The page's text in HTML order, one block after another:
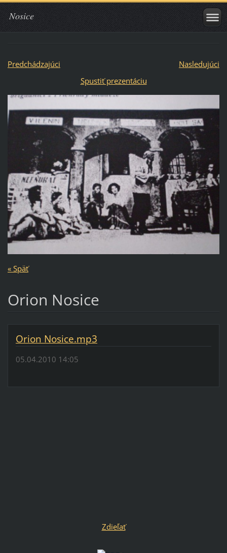
Nosice
Predchádzajúci
Nasledujúci
Spustiť prezentáciu
« Späť
Orion Nosice
Orion Nosice.mp3
05.04.2010 14:05
Zdieľať